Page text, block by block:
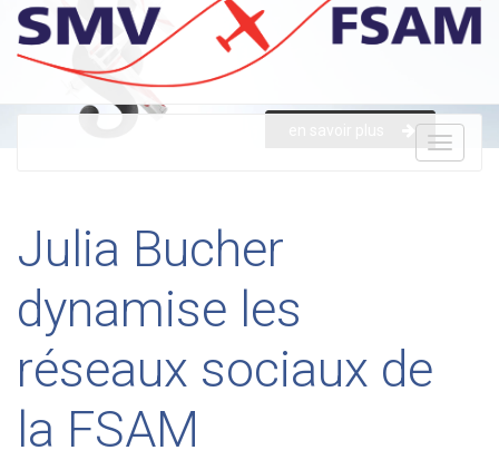
Julia Bucher
dynamise les
réseaux sociaux de
la FSAM